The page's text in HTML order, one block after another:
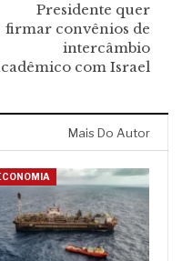
Presidente quer
firmar convênios de
intercâmbio
com Israel
Mais Do Autor